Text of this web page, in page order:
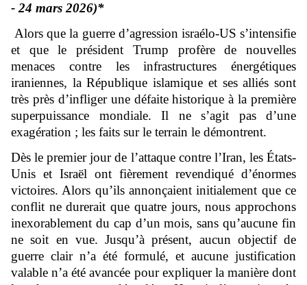
- 24 mars 2026)*
Alors que la guerre d’agression israélo-US s’intensifie
et que le président Trump profère de nouvelles
menaces contre les infrastructures énergétiques
iraniennes, la République islamique et ses alliés sont
très près d’infliger une défaite historique à la première
superpuissance mondiale. Il ne s’agit pas d’une
exagération ; les faits sur le terrain le démontrent.
Dès le premier jour de l’attaque contre l’Iran, les États-
Unis et Israël ont fièrement revendiqué d’énormes
victoires. Alors qu’ils annonçaient initialement que ce
conflit ne durerait que quatre jours, nous approchons
inexorablement du cap d’un mois, sans qu’aucune fin
ne soit en vue. Jusqu’à présent, aucun objectif de
guerre clair n’a été formulé, et aucune justification
valable n’a été avancée pour expliquer la manière dont